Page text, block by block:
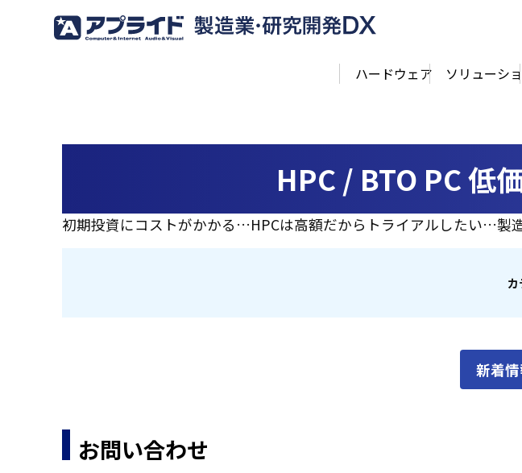
ハードウェア ソリューシ
HPC / BTO PC 低
初期投資にコストがかかる…HPCは高額だからトライアルしたい…製
カ
新着
お問い合わせ